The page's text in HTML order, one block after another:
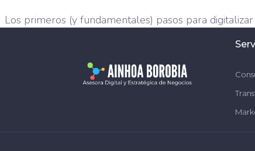
Los primeros (y fundamentales) pasos para